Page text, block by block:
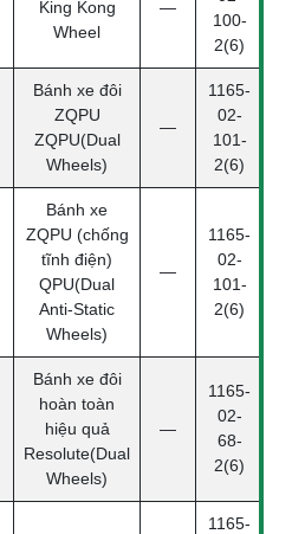
King Kong
Wheel
—
100-
2(6)
Bánh xe đôi
ZQPU
ZQPU(Dual
Wheels)
—
1165-
02-
101-
2(6)
Bánh xe
ZQPU (chống
tĩnh điện)
QPU(Dual
Anti-Static
Wheels)
—
1165-
02-
101-
2(6)
Bánh xe đôi
hoàn toàn
hiệu quả
Resolute(Dual
Wheels)
—
1165-
02-
68-
2(6)
1165-